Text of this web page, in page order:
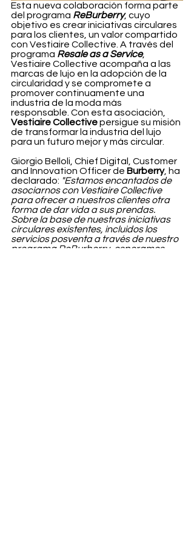
Esta nueva colaboración forma parte
del programa ReBurberry, cuyo
objetivo es crear iniciativas circulares
para los clientes, un valor compartido
con Vestiaire Collective. A través del
programa Resale as a Service,
Vestiaire Collective acompaña a las
marcas de lujo en la adopción de la
circularidad y se compromete a
promover continuamente una
industria de la moda más
responsable. Con esta asociación,
Vestiaire Collective persigue su misión
de transformar la industria del lujo
para un futuro mejor y más circular.
Giorgio Belloli, Chief Digital, Customer
and Innovation Officer de Burberry, ha
declarado: "Estamos encantados de
asociarnos con Vestiaire Collective
para ofrecer a nuestros clientes otra
forma de dar vida a sus prendas.
Sobre la base de nuestras iniciativas
circulares existentes, incluidos los
servicios posventa a través de nuestro
programa ReBurberry, esperamos